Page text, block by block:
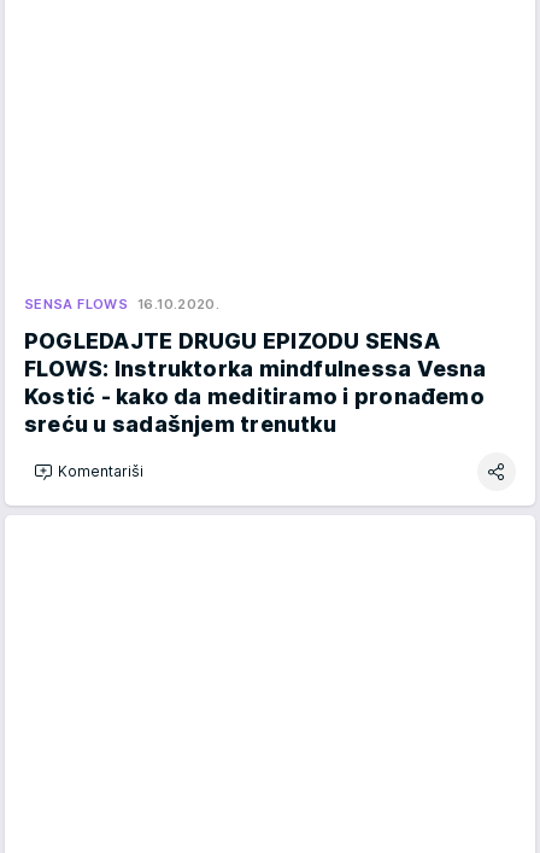
SENSA FLOWS 16.10.2020.
POGLEDAJTE DRUGU EPIZODU SENSA
FLOWS: Instruktorka mindfulnessa Vesna
Kostić - kako da meditiramo i pronađemo
sreću u sadašnjem trenutku
Komentariši